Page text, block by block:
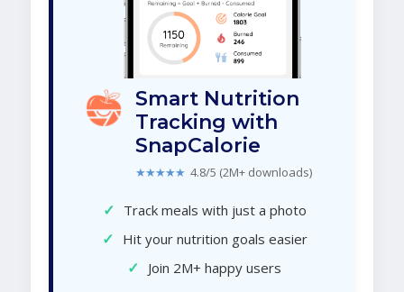
Smart Nutrition
Tracking with
SnapCalorie
★★★★★ 4.8/5 (2M+ downloads)
✓ Track meals with just a photo
✓ Hit your nutrition goals easier
✓ Join 2M+ happy users